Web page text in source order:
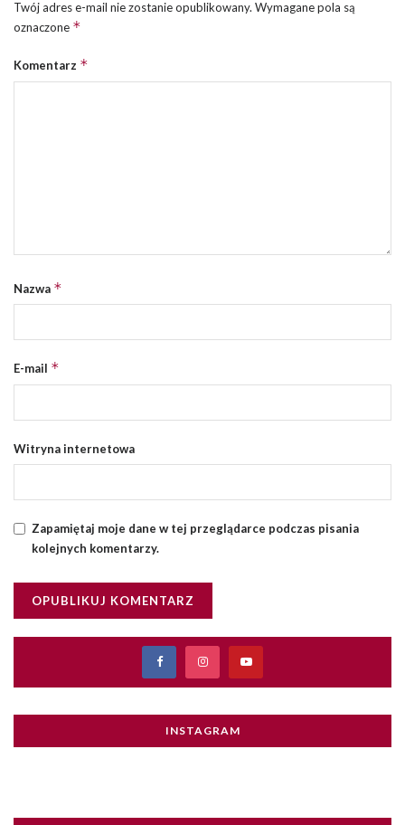
Twój adres e-mail nie zostanie opublikowany. Wymagane pola są
oznaczone *
Komentarz *
Nazwa *
E-mail *
Witryna internetowa
Zapamiętaj moje dane w tej przeglądarce podczas pisania
kolejnych komentarzy.
INSTAGRAM